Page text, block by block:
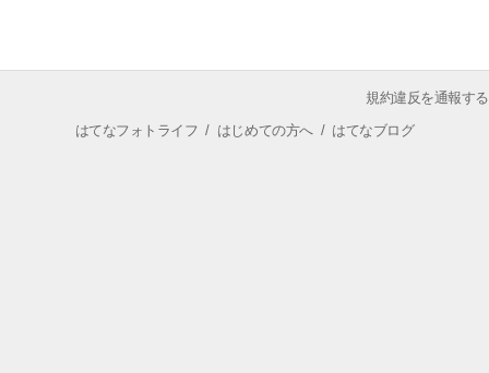
規約違反を通報する
はてなフォトライフ / はじめての方へ/ はてなブログ